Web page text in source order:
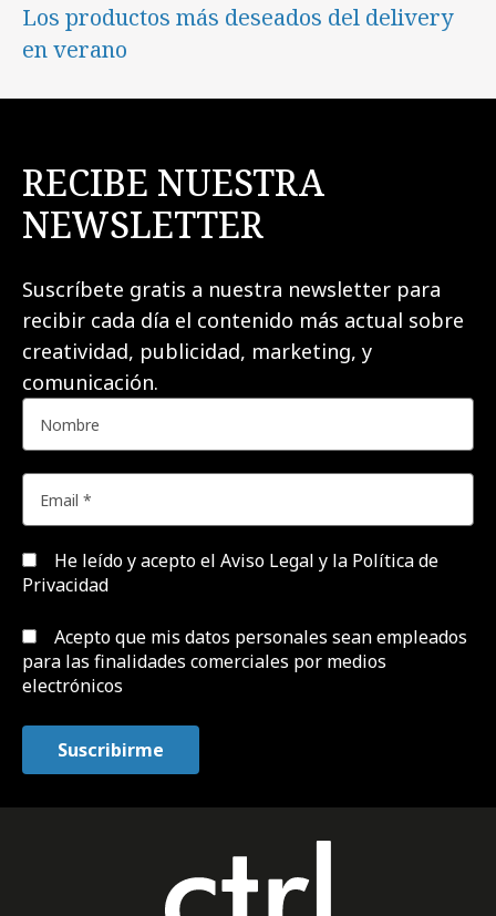
Los productos más deseados del delivery
en verano
RECIBE NUESTRA
NEWSLETTER
Suscríbete gratis a nuestra newsletter para
recibir cada día el contenido más actual sobre
creatividad, publicidad, marketing, y
comunicación.
He leído y acepto el Aviso Legal y la Política de
Privacidad
Acepto que mis datos personales sean empleados
para las finalidades comerciales por medios
electrónicos